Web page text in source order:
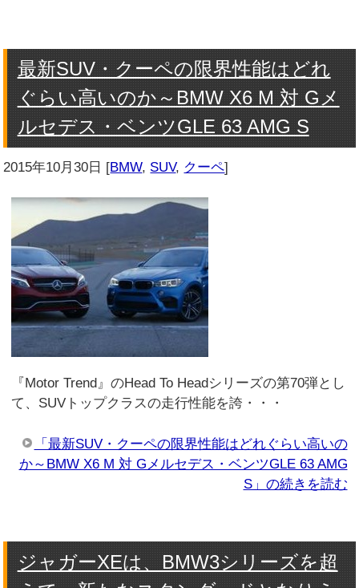
最新SUV・クーペの限界性能はどれ
ぐらい高いのか～BMW X6 M 対 Gメ
ルセデス・ベンツGLE 63 AMG S
2015年10月30日 [BMW, SUV, クーペ]
『Motor Trend』のHead To Headシリーズの第70弾とし
て、SUVトップクラスの走行性能を誇・・・
「最新SUV・クーペの限界性能はどれぐらい高いの
か～BMW X6 M 対 Gメルセデス・ベンツGLE 63 AMG
S」の続きを読む
ジャガーXEは、BMW3シリーズを超